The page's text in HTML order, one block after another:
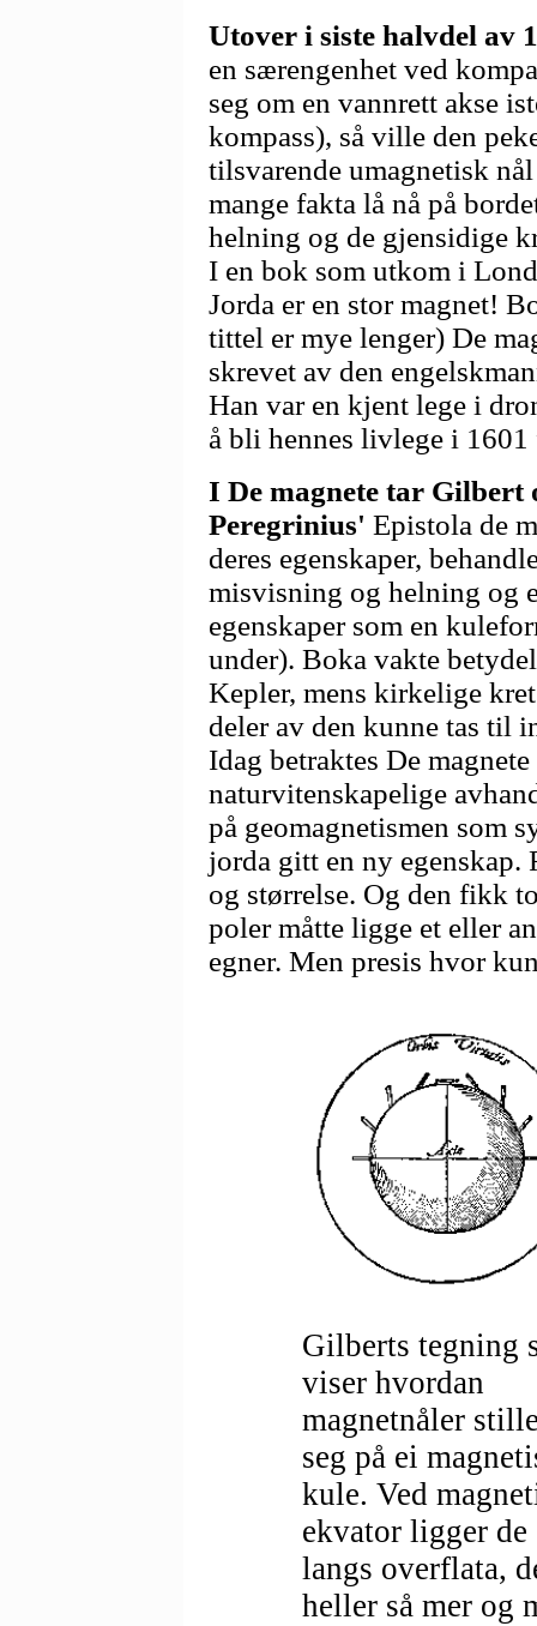
Utover i siste halvdel av
en særengenhet ved
seg om en vannrett akse
kompass), så ville den
tilsvarende umagnetisk
mange fakta lå nå på
helning og de gjensidige
I en bok som utkom i
Jorda er en stor magnet!
tittel er mye lenger) De
skrevet av den
Han var en kjent lege i
å bli hennes livlege i 1601
I De magnete tar Gilbert
Peregrinius' Epistola de
deres egenskaper,
misvisning og helning og
egenskaper som en
under). Boka vakte
Kepler, mens kirkelige
deler av den kunne tas til
Idag betraktes De
naturvitenskapelige
på geomagnetismen som
jorda gitt en ny egenskap.
og størrelse. Og den fikk
poler måtte ligge et eller
egner. Men presis hvor
Gilberts tegning
viser hvordan
magnetnåler
seg på ei
kule. Ved
ekvator ligger de
langs overflata,
heller så mer og